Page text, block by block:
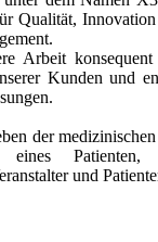
Qualität,
Arbeit
Kunden und
der
eines
und